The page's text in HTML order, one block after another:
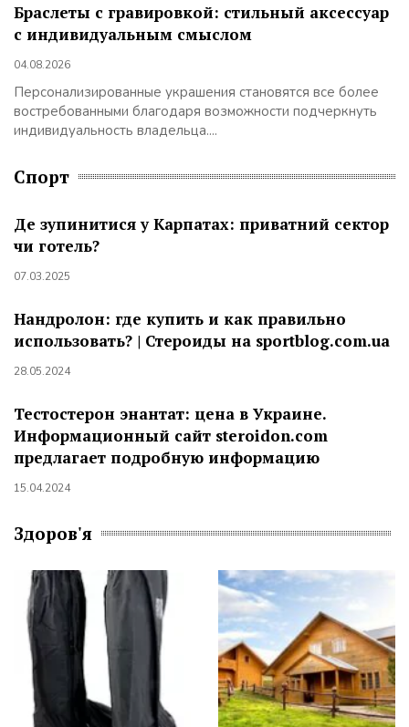
Браслеты с гравировкой: стильный аксессуар
с индивидуальным смыслом
04.08.2026
Персонализированные украшения становятся все более
востребованными благодаря возможности подчеркнуть
индивидуальность владельца....
Спорт
Де зупинитися у Карпатах: приватний сектор
чи готель?
07.03.2025
Нандролон: где купить и как правильно
использовать? | Стероиды на sportblog.com.ua
28.05.2024
Тестостерон энантат: цена в Украине.
Информационный сайт steroidon.com
предлагает подробную информацию
15.04.2024
Здоров'я